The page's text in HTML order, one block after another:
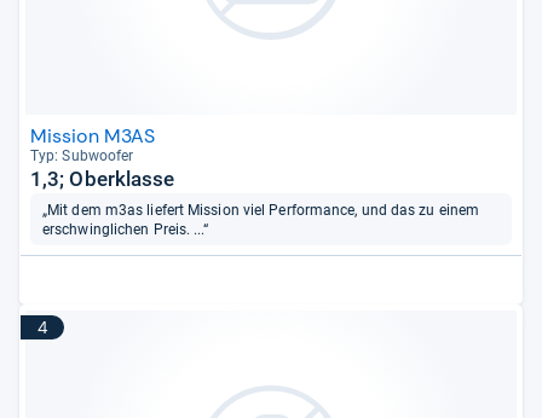
Mission M3AS
Typ: Sub­woofer
1,3; Oberklasse
„Mit dem m3as liefert Mission viel Performance, und das zu einem
erschwinglichen Preis. ...“
4